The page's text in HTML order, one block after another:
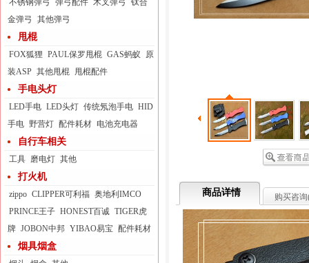
不锈钢弹弓 弹弓配件 木叉弹弓
钛合
金弹弓
其他弹弓
甩棍
FOX狐狸 PAUL保罗甩棍 GAS蚂蚁
原
装ASP 其他甩棍 甩棍配件
手电头灯
LED手电 LED头灯 传统氖泡手电 HID
手电 野营灯 配件耗材 电池充电器
自行车相关
工具 磨电灯 其他
打火机
zippo CLIPPER可利福 奥地利IMCO
PRINCE王子 HONEST百诚 TIGER虎
牌 JOBON中邦 YIBAO易宝 配件耗材
烟具烟盒
商品详情 购买咨询